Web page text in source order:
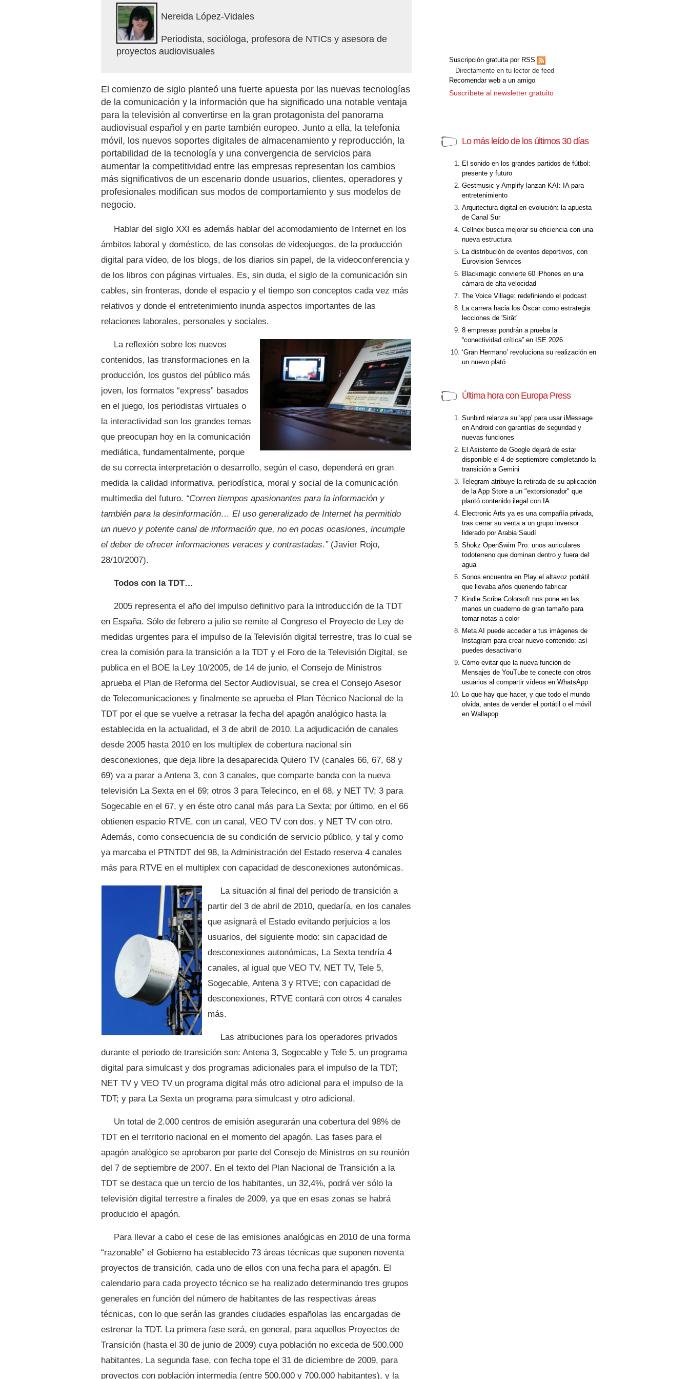
Nereida López-Vidales
Periodista, socióloga, profesora de NTICs y asesora de
proyectos audiovisuales
El comienzo de siglo planteó una fuerte apuesta por las nuevas tecnologías
de la comunicación y la información que ha significado una notable ventaja
para la televisión al convertirse en la gran protagonista del panorama
audiovisual español y en parte también europeo. Junto a ella, la telefonía
móvil, los nuevos soportes digitales de almacenamiento y reproducción, la
portabilidad de la tecnología y una convergencia de servicios para
aumentar la competitividad entre las empresas representan los cambios
más significativos de un escenario donde usuarios, clientes, operadores y
profesionales modifican sus modos de comportamiento y sus modelos de
negocio.
Hablar del siglo XXI es además hablar del acomodamiento de Internet en los
ámbitos laboral y doméstico, de las consolas de videojuegos, de la producción
digital para vídeo, de los blogs, de los diarios sin papel, de la videoconferencia y
de los libros con páginas virtuales. Es, sin duda, el siglo de la comunicación sin
cables, sin fronteras, donde el espacio y el tiempo son conceptos cada vez más
relativos y donde el entretenimiento inunda aspectos importantes de las
relaciones laborales, personales y sociales.
La reflexión sobre los nuevos
contenidos, las transformaciones en la
producción, los gustos del público más
joven, los formatos “express” basados
en el juego, los periodistas virtuales o
la interactividad son los grandes temas
que preocupan hoy en la comunicación
mediática, fundamentalmente, porque
de su correcta interpretación o desarrollo, según el caso, dependerá en gran
medida la calidad informativa, periodística, moral y social de la comunicación
multimedia del futuro. “Corren tiempos apasionantes para la información y
también para la desinformación… El uso generalizado de Internet ha permitido
un nuevo y potente canal de información que, no en pocas ocasiones, incumple
el deber de ofrecer informaciones veraces y contrastadas.”(Javier Rojo,
28/10/2007).
Todos con la TDT…
2005 representa el año del impulso definitivo para la introducción de la TDT
en España. Sólo de febrero a julio se remite al Congreso el Proyecto de Ley de
medidas urgentes para el impulso de la Televisión digital terrestre, tras lo cual se
crea la comisión para la transición a la TDT y el Foro de la Televisión Digital, se
publica en el BOE la Ley 10/2005, de 14 de junio, el Consejo de Ministros
aprueba el Plan de Reforma del Sector Audiovisual, se crea el Consejo Asesor
de Telecomunicaciones y finalmente se aprueba el Plan Técnico Nacional de la
TDT por el que se vuelve a retrasar la fecha del apagón analógico hasta la
establecida en la actualidad, el 3 de abril de 2010. La adjudicación de canales
desde 2005 hasta 2010 en los multiplex de cobertura nacional sin
desconexiones, que deja libre la desaparecida Quiero TV (canales 66, 67, 68 y
69) va a parar a Antena 3, con 3 canales, que comparte banda con la nueva
televisión La Sexta en el 69; otros 3 para Telecinco, en el 68, y NET TV; 3 para
Sogecable en el 67, y en éste otro canal más para La Sexta; por último, en el 66
obtienen espacio RTVE, con un canal, VEO TV con dos, y NET TV con otro.
Además, como consecuencia de su condición de servicio público, y tal y como
ya marcaba el PTNTDT del 98, la Administración del Estado reserva 4 canales
más para RTVE en el multiplex con capacidad de desconexiones autonómicas.
La situación al final del periodo de transición a
partir del 3 de abril de 2010, quedaría, en los canales
que asignará el Estado evitando perjuicios a los
usuarios, del siguiente modo: sin capacidad de
desconexiones autonómicas, La Sexta tendría 4
canales, al igual que VEO TV, NET TV, Tele 5,
Sogecable, Antena 3 y RTVE; con capacidad de
desconexiones, RTVE contará con otros 4 canales
más.
Las atribuciones para los operadores privados
durante el periodo de transición son: Antena 3, Sogecable y Tele 5, un programa
digital para simulcast y dos programas adicionales para el impulso de la TDT;
NET TV y VEO TV un programa digital más otro adicional para el impulso de la
TDT; y para La Sexta un programa para simulcast y otro adicional.
Un total de 2.000 centros de emisión asegurarán una cobertura del 98% de
TDT en el territorio nacional en el momento del apagón. Las fases para el
apagón analógico se aprobaron por parte del Consejo de Ministros en su reunión
del 7 de septiembre de 2007. En el texto del Plan Nacional de Transición a la
TDT se destaca que un tercio de los habitantes, un 32,4%, podrá ver sólo la
televisión digital terrestre a finales de 2009, ya que en esas zonas se habrá
producido el apagón.
Para llevar a cabo el cese de las emisiones analógicas en 2010 de una forma
“razonable” el Gobierno ha establecido 73 áreas técnicas que suponen noventa
proyectos de transición, cada uno de ellos con una fecha para el apagón. El
calendario para cada proyecto técnico se ha realizado determinando tres grupos
generales en función del número de habitantes de las respectivas áreas
técnicas, con lo que serán las grandes ciudades españolas las encargadas de
estrenar la TDT. La primera fase será, en general, para aquellos Proyectos de
Transición (hasta el 30 de junio de 2009) cuya población no exceda de 500.000
habitantes. La segunda fase, con fecha tope el 31 de diciembre de 2009, para
proyectos con población intermedia (entre 500.000 y 700.000 habitantes), y la
Suscripción gratuita por RSS
Directamente en tu lector de feed
Recomendar web a un amigo
Suscríbete al newsletter gratuito
Lo más leído de los últimos 30 días
El sonido en los grandes partidos de fútbol:
presente y futuro
Gestmusic y Amplify lanzan KAI: IA para
entretenimiento
Arquitectura digital en evolución: la apuesta
de Canal Sur
Cellnex busca mejorar su eficiencia con una
nueva estructura
La distribución de eventos deportivos, con
Eurovision Services
Blackmagic convierte 60 iPhones en una
cámara de alta velocidad
The Voice Village: redefiniendo el podcast
La carrera hacia los Óscar como estrategia:
lecciones de 'Sirât'
8 empresas pondrán a prueba la
“conectividad crítica” en ISE 2026
‘Gran Hermano’ revoluciona su realización en
un nuevo plató
Última hora con Europa Press
Sunbird relanza su 'app' para usar iMessage
en Android con garantías de seguridad y
nuevas funciones
El Asistente de Google dejará de estar
disponible el 4 de septiembre completando la
transición a Gemini
Telegram atribuye la retirada de su aplicación
de la App Store a un "extorsionador" que
plantó contenido ilegal con IA
Electronic Arts ya es una compañía privada,
tras cerrar su venta a un grupo inversor
liderado por Arabia Saudí
Shokz OpenSwim Pro: unos auriculares
todoterreno que dominan dentro y fuera del
agua
Sonos encuentra en Play el altavoz portátil
que llevaba años queriendo fabricar
Kindle Scribe Colorsoft nos pone en las
manos un cuaderno de gran tamaño para
tomar notas a color
Meta AI puede acceder a tus imágenes de
Instagram para crear nuevo contenido: así
puedes desactivarlo
Cómo evitar que la nueva función de
Mensajes de YouTube te conecte con otros
usuarios al compartir vídeos en WhatsApp
Lo que hay que hacer, y que todo el mundo
olvida, antes de vender el portátil o el móvil
en Wallapop